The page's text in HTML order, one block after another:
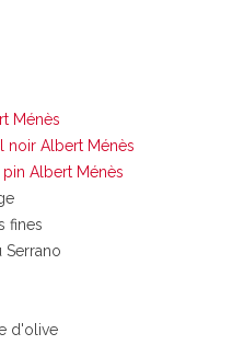
Ménès
noir Albert Ménès
Albert Ménès
fines
d'olive